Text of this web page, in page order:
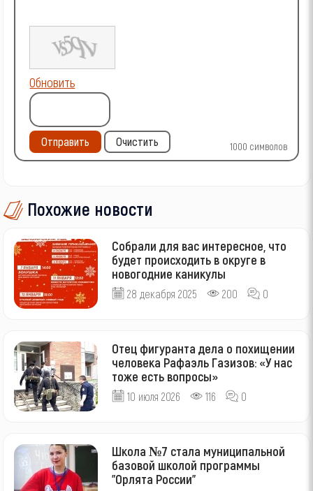
1000 символов
Обновить
Отправить Очистить
Похожие новости
Собрали для вас интересное, что
будет происходить в округе в
новогодние каникулы
28 декабря 2025 200 0
Отец фигуранта дела о похищении
человека Рафаэль Газизов: «У нас
тоже есть вопросы»
10 июля 2026 116 0
Школа №7 стала муниципальной
базовой школой программы
"Орлята России"